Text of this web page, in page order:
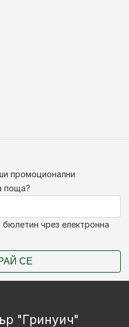
промоционални
поща?
чрез електронна
СЕ
"Гринуич"